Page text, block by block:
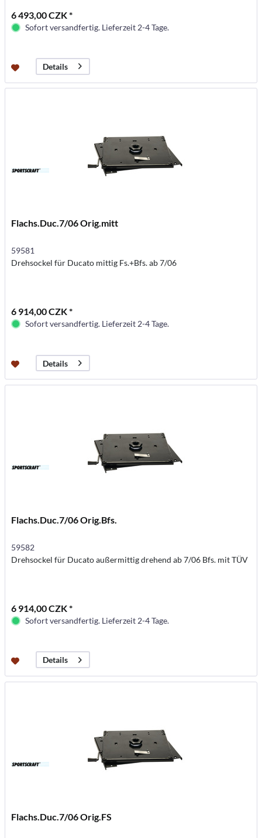
6 493,00 CZK *
Sofort versandfertig. Lieferzeit 2-4 Tage.
Details
Flachs.Duc.7/06 Orig.mitt
59581
Drehsockel für Ducato mittig Fs.+Bfs. ab 7/06
6 914,00 CZK *
Sofort versandfertig. Lieferzeit 2-4 Tage.
Details
Flachs.Duc.7/06 Orig.Bfs.
59582
Drehsockel für Ducato außermittig drehend ab 7/06 Bfs. mit TÜV
6 914,00 CZK *
Sofort versandfertig. Lieferzeit 2-4 Tage.
Details
Flachs.Duc.7/06 Orig.FS